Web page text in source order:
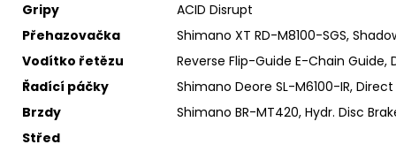
Gripy
ACID Disrupt
Přehazovačka
Shimano XT RD-M8100-SGS,
Vodítko řetězu
Reverse Flip-Guide E-Chain
Řadící páčky
Shimano Deore SL-M6100-IR,
Brzdy
Shimano BR-MT420, Hydr. Disc
Střed